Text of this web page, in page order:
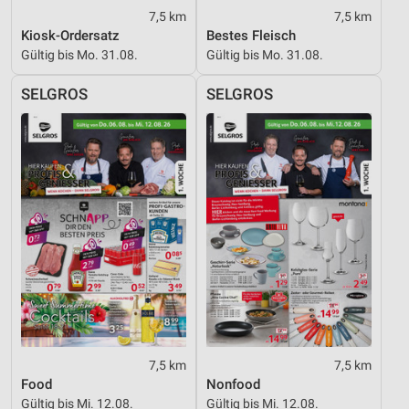
7,5 km
Kiosk-Ordersatz
Gültig bis Mo. 31.08.
7,5 km
Bestes Fleisch
Gültig bis Mo. 31.08.
SELGROS
7,5 km
Food
Gültig bis Mi. 12.08.
SELGROS
7,5 km
Nonfood
Gültig bis Mi. 12.08.
Analyse von Zielgruppen durch Statistiken oder
Kombinationen von Daten aus verschiedenen
Quellen
Entwicklung und Verbesserung der Angebote
Verwendung reduzierter Daten zur Auswahl von
Inhalten
IAB-Besonderheiten:
Verwendung genauer Standortdaten
Geräte anhand von aktiv angeforderten
Informationen identifizieren
Nicht-IAB-Verarbeitungszwecke:
Notwendig
Performance
Funktional